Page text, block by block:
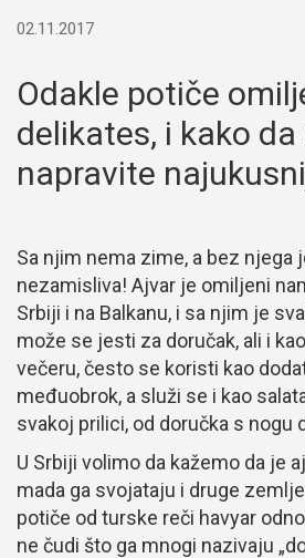
02.11.2017
Odakle potiče
delikates, i kako
napravite
Sa njim nema zime, a bez njega
nezamisliva! Ajvar je omiljeni
Srbiji i na Balkanu, i sa njim je
može se jesti za doručak, ali i
večeru, često se koristi kao
međuobrok, a služi se i kao
svakoj prilici, od doručka s nogu
U Srbiji volimo da kažemo da je
mada ga svojataju i druge
potiče od turske reči havyar
ne čudi što ga mnogi nazivaju